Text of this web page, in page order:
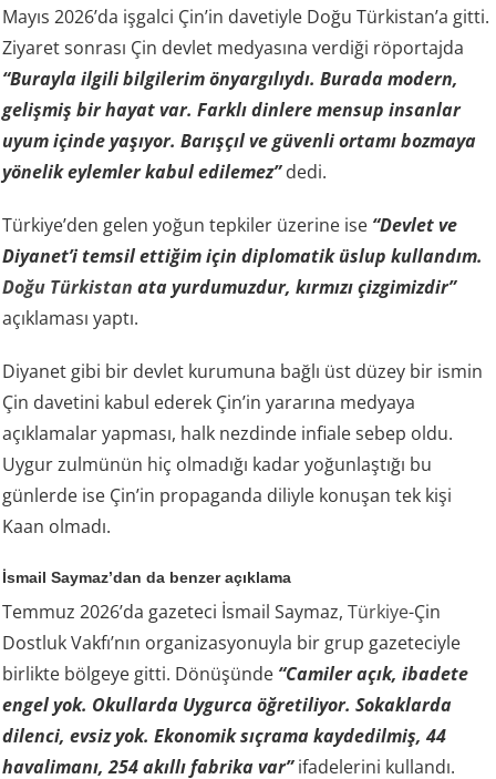
Mayıs 2026’da işgalci Çin’in davetiyle Doğu Türkistan’a gitti.
Ziyaret sonrası Çin devlet medyasına verdiği röportajda
“Burayla ilgili bilgilerim önyargılıydı. Burada modern,
gelişmiş bir hayat var. Farklı dinlere mensup insanlar
uyum içinde yaşıyor. Barışçıl ve güvenli ortamı bozmaya
yönelik eylemler kabul edilemez”dedi.
Türkiye’den gelen yoğun tepkiler üzerine ise “Devlet ve
Diyanet’i temsil ettiğim için diplomatik üslup kullandım.
Doğu Türkistan ata yurdumuzdur, kırmızı çizgimizdir”
açıklaması yaptı.
Diyanet gibi bir devlet kurumuna bağlı üst düzey bir ismin
Çin davetini kabul ederek Çin’in yararına medyaya
açıklamalar yapması, halk nezdinde infiale sebep oldu.
Uygur zulmünün hiç olmadığı kadar yoğunlaştığı bu
günlerde ise Çin’in propaganda diliyle konuşan tek kişi
Kaan olmadı.
İsmail Saymaz’dan da benzer açıklama
Temmuz 2026’da gazeteci İsmail Saymaz,Türkiye-Çin
Dostluk Vakfı’nın organizasyonuyla bir grup gazeteciyle
birlikte bölgeye gitti. Dönüşünde “Camiler açık, ibadete
engel yok. Okullarda Uygurca öğretiliyor. Sokaklarda
dilenci, evsiz yok. Ekonomik sıçrama kaydedilmiş, 44
havalimanı, 254 akıllı fabrika var” ifadelerini kullandı.